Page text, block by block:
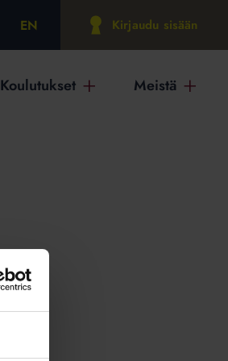
EN Kirjaudu sisään
Koulutukset Meistä